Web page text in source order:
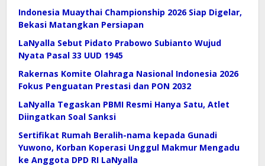
Indonesia Muaythai Championship 2026 Siap Digelar,
Bekasi Matangkan Persiapan
LaNyalla Sebut Pidato Prabowo Subianto Wujud
Nyata Pasal 33 UUD 1945
Rakernas Komite Olahraga Nasional Indonesia 2026
Fokus Penguatan Prestasi dan PON 2032
LaNyalla Tegaskan PBMI Resmi Hanya Satu, Atlet
Diingatkan Soal Sanksi
Sertifikat Rumah Beralih-nama kepada Gunadi
Yuwono, Korban Koperasi Unggul Makmur Mengadu
ke Anggota DPD RI LaNyalla